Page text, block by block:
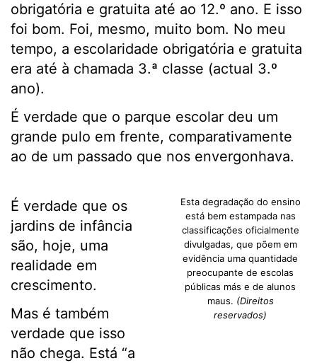
obrigatória e gratuita até ao 12.º ano. E isso
foi bom. Foi, mesmo, muito bom. No meu
tempo, a escolaridade obrigatória e gratuita
era até à chamada 3.ª classe (actual 3.º
ano).
É verdade que o parque escolar deu um
grande pulo em frente, comparativamente
ao de um passado que nos envergonhava.
Esta degradação do ensino
está bem estampada nas
classificações oficialmente
divulgadas, que põem em
evidência uma quantidade
preocupante de escolas
públicas más e de alunos
maus. (Direitos
reservados)
É verdade que os
jardins de infância
são, hoje, uma
realidade em
crescimento.
Mas é também
verdade que isso
não chega. Está “a